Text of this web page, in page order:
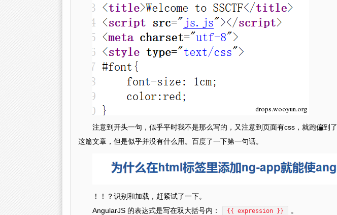
注意到开头一句，似乎平时我不是那么写的，又注意到页面有css，就跑偏到了
这篇文章，但是似乎并没有什么用。百度了一下第一句话。
！！？识别和加载，赶紧试了一下。
AngularJS 的表达式是写在双大括号内：
{{ expression }} 。